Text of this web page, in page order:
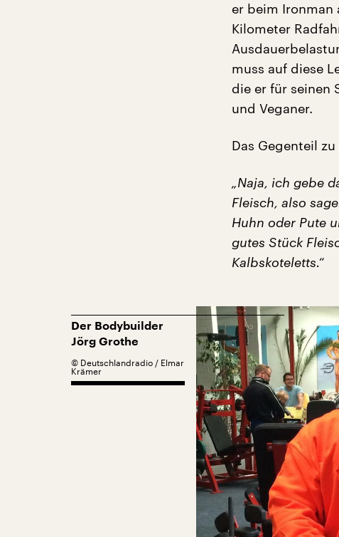
er beim Ironman
Kilometer
muss auf diese
die er für seinen
und Veganer.
Das Gegenteil
„Naja, ich gebe
Fleisch, also
Huhn oder Pute
gutes Stück
Kalbskoteletts.“
Der Bodybuilder
Jörg Grothe
© Deutschlandradio / Elmar
Krämer